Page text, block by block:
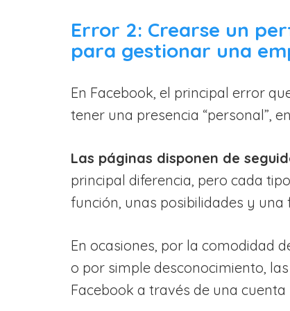
Error 2: Crearse un
para gestionar una
En Facebook, el principal error
tener una presencia “personal”,
Las páginas disponen de
principal diferencia, pero cada
función, unas posibilidades y
En ocasiones, por la comodidad
o por simple desconocimiento,
Facebook a través de una cuenta